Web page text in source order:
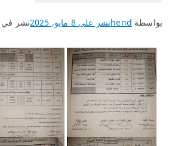
بواسطة hendنشر على8 مايو, 2025 نشر في